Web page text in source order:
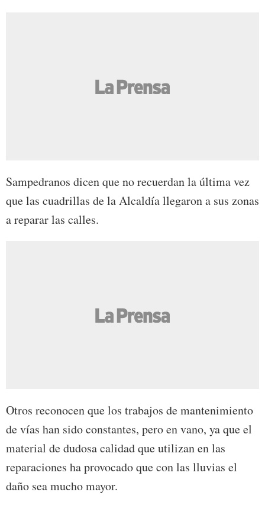
Sampedranos dicen que no recuerdan la última vez
que las cuadrillas de la Alcaldía llegaron a sus zonas
a reparar las calles.
Otros reconocen que los trabajos de mantenimiento
de vías han sido constantes, pero en vano, ya que el
material de dudosa calidad que utilizan en las
reparaciones ha provocado que con las lluvias el
daño sea mucho mayor.